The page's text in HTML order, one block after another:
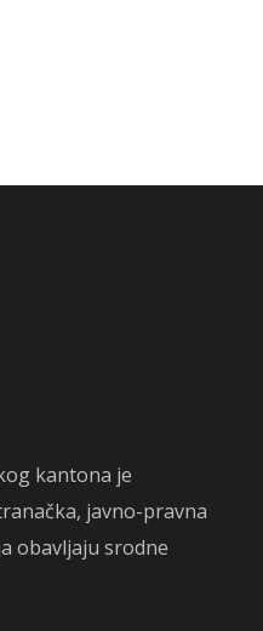
kantona je
javno-pravna
obavljaju srodne